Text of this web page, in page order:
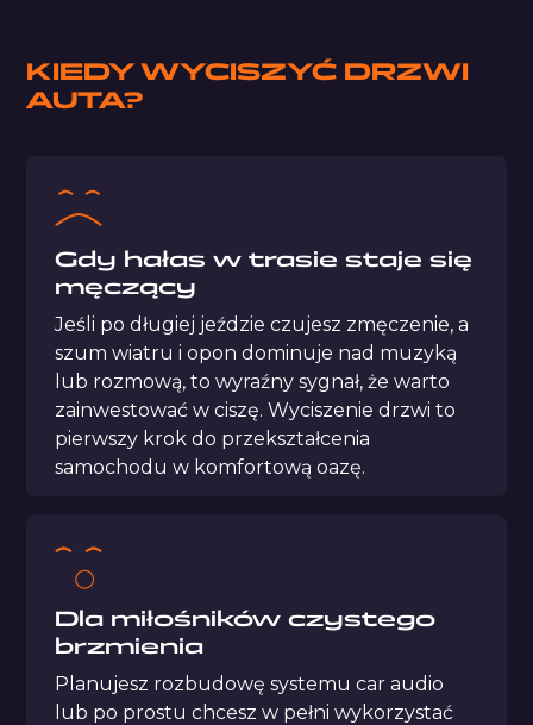
KIEDY WYCISZYĆ DRZWI
AUTA?
Gdy hałas w trasie staje się
męczący
Jeśli po długiej jeździe czujesz zmęczenie, a
szum wiatru i opon dominuje nad muzyką
lub rozmową, to wyraźny sygnał, że warto
zainwestować w ciszę. Wyciszenie drzwi to
pierwszy krok do przekształcenia
samochodu w komfortową oazę.
Dla miłośników czystego
brzmienia
Planujesz rozbudowę systemu car audio
lub po prostu chcesz w pełni wykorzystać